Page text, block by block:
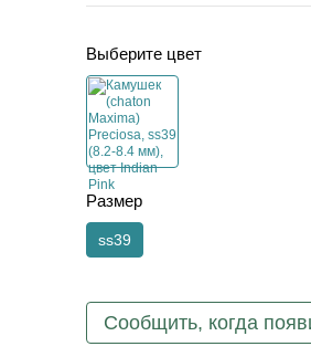
Выберите цвет
Размер
ss39
Сообщить, когда